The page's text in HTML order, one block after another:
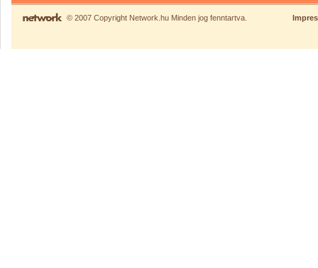
© 2007 Copyright Network.hu Minden jog fenntartva.